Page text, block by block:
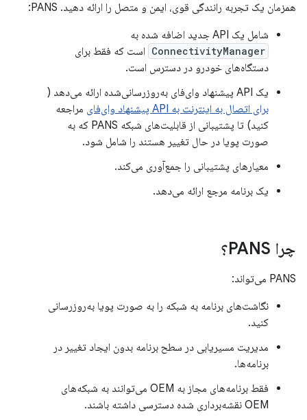
همزمان یک تجربه رانندگی قوی، ایمن و متصل را ارائه دهید. PANS:
شامل یک API جدید اضافه شده به
ConnectivityManager است که فقط برای
دستگاه‌های خودرو در دسترس است.
یک API پیشنهاد وای‌فای به‌روزرسانی‌شده ارائه می‌دهد (
برای اتصال به اینترنت به API پیشنهاد وای‌فای
مراجعه
کنید) تا پشتیبانی از قابلیت‌های شبکه PANS که به
صورت پویا در حال تغییر هستند را شامل شود.
معیارهای پشتیبانی را جمع‌آوری می‌کند.
یک برنامه مرجع ارائه می‌دهد.
چرا PANS؟
PANS می‌تواند:
نگاشت‌های برنامه به شبکه را به صورت پویا به‌روزرسانی
کنید.
مدیریت مسیریابی در سطح برنامه بدون ایجاد تغییر در
برنامه‌ها.
فقط برنامه‌های مجاز به OEM می‌توانند به شبکه‌های
OEM نقشه‌برداری شده دسترسی داشته باشند.